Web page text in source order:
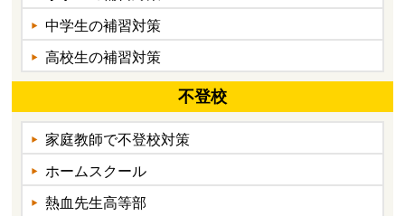
中学生の補習対策
高校生の補習対策
不登校
家庭教師で不登校対策
ホームスクール
熱血先生高等部